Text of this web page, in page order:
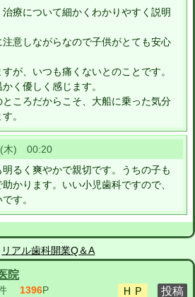
療について細かくわかりやすく説明
意しながらなので子供がとても安心
が、いつも痛くないとのことです。
く優しく感じます。
ころだからこそ、大船に乗った気分
。
木) 00:20
るく爽やかで親切です。うちの子も
かります。いい小児歯科ですので、
す。
リアル歯科開業Q＆A
院
1396P